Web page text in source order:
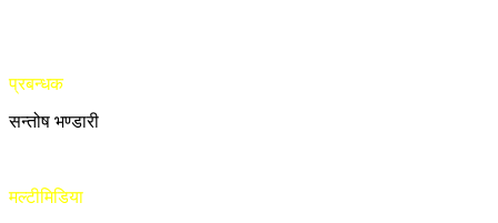
प्रबन्धक
सन्तोष भण्डारी
मल्टीमिडिया